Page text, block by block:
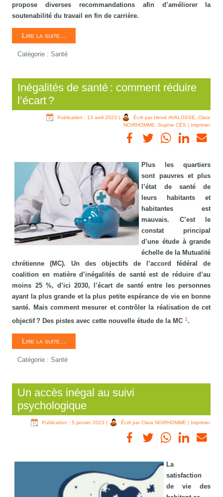
propose diverses recommandations afin d’améliorer la
soutenabilité du travail en fin de carrière.
Lire la suite...
Catégorie :Santé
Inégalités de santé : comment réduire
l’écart ?
Publication : 13 avril 2023 |
Écrit par Hervé AVALOSSE, Clara
NOIRHOMME, Sophie CÈS
Imprimer
Plus les quartiers
sont pauvres et plus
l’état de santé de
leurs habitants et
habitantes est
mauvais. C’est le
constat principal
d’une étude à grande
échelle de la Mutualité
chrétienne (MC). Un des objectifs de l’accord fédéral de
coalition en matière d’inégalités de santé est de réduire d’au
moins 25 %, d’ici 2030, l’écart de santé entre les personnes
ayant la plus grande et la plus petite espérance de vie en bonne
santé. Mais comment mesurer et contrôler la réalisation de cet
objectif ? Des pistes avec cette nouvelle étude de la MC1 .
Lire la suite...
Catégorie :Santé
Un accès inégal au suivi
psychologique
Publication : 5 janvier 2023 | Écrit par Clara NOIRHOMME | Imprimer
La
satisfaction
de vie des